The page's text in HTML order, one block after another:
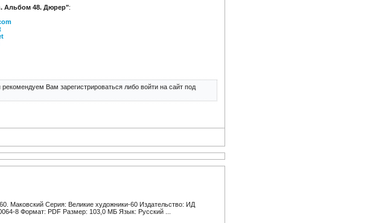
Альбом 48. Дюрер":
Вам зарегистрироваться либо войти на сайт под
Маковский Серия: Великие художники-60 Издательство: ИД
8 Формат: PDF Размер: 103,0 МБ Язык: Русский ...